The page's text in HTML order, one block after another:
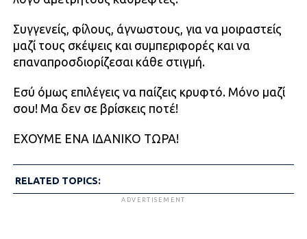
Συγγενείς, φίλους, άγνωστους, για να μοιραστείς
μαζί τους σκέψεις και συμπεριφορές και να
επαναπροσδιορίζεσαι κάθε στιγμή.
Εσύ όμως επιλέγεις να παίζεις κρυφτό. Μόνο μαζί
σου! Μα δεν σε βρίσκεις ποτέ!
ΕΧΟΥΜΕ ΕΝΑ ΙΔΑΝΙΚΟ ΤΩΡΑ!
RELATED TOPICS:
ADVERTISEMENT